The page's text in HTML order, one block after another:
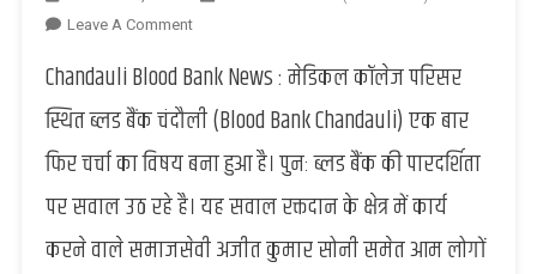
Leave A CommentOn
:
ब्लूड
बैंक
पर
उठे
सवाल,
Chandauli Blood Bank News : मेडिकल कॉलेज परिसर
स्थित ब्लड बैंक चंदौली (Blood Bank Chandauli) एक बार
फिर चर्चा का विषय बना हुआ है। पुनः ब्लड बैंक की पारदर्शिता
पर सवाल उठ रहे है। यह सवाल रक्तदान के क्षेत्र में कार्य
करने वाले समाजसेवी अजीत कुमार सोनी समेत आम लोगों